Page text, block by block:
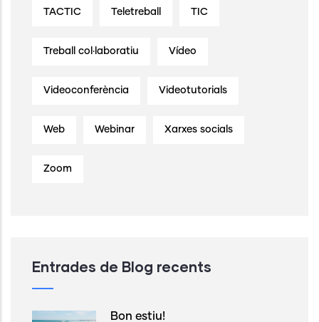
TACTIC Teletreball TIC
Treball col·laboratiu Vídeo
Videoconferència Videotutorials
Web Webinar Xarxes socials
Zoom
Entrades de Blog recents
Bon estiu!